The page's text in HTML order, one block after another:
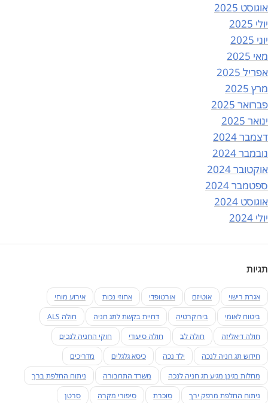
אוגוסט 2025
יולי 2025
יוני 2025
מאי 2025
אפריל 2025
מרץ 2025
פברואר 2025
ינואר 2025
דצמבר 2024
נובמבר 2024
אוקטובר 2024
ספטמבר 2024
אוגוסט 2024
יולי 2024
תגיות
אגרת רישוי אוטיזם אורטופדי אחוזי נכות
אירוע מוחי
ביטוח לאומי
בירוקרטיה דחיית בקשת לתג חניה
חולה ALS
חולה דיאליזה
חולה לב חולה סיעודי
חוקי החניה לנכים
חידוש תג חניה לנכה
ילד נכה כיסא גלגלים
מדריכים
מחלות בגינן מגיע תג חניה לנכה
משרד התחבורה
ניתוח החלפת ברך
ניתוח החלפת מרפק ירך
סוכרת סיפורי מקרה
סרטן